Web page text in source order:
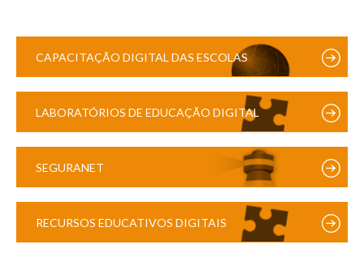
CAPACITAÇÃO DIGITAL DAS ESCOLAS
LABORATÓRIOS DE EDUCAÇÃO DIGITAL
SEGURANET
RECURSOS EDUCATIVOS DIGITAIS